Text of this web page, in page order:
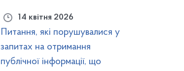
14 квітня 2026
Питання, які порушувалися у
запитах на отримання
публічної інформації, що